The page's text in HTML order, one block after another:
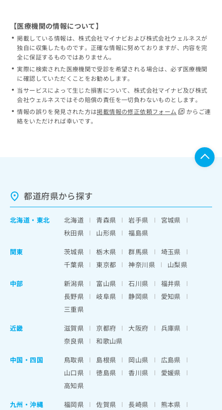
【医療機関の情報について】
掲載している情報は、株式会社マイナビおよび株式会社ウェルネスが
独自に収集したものです。正確な情報に努めておりますが、内容を完
全に保証するものではありません。
実際に検索された医療機関で受診を希望される場合は、必ず医療機関
に確認していただくことをお勧めします。
当サービスによって生じた損害について、株式会社マイナビ及び株式
会社ウェルネスではその賠償の責任を一切負わないものとします。
情報の誤りを発見された方は掲載情報の修正依頼フォーム
からご連
絡をいただければ幸いです。
都道府県から探す
北海道 ・ 東北 北海道 青森県 岩手県
宮城県
秋田県
山形県
福島県
関東
茨城県 栃木県 群馬県
埼玉県
千葉県
東京都 神奈川県
山梨県
中部
新潟県 富山県 石川県
福井県
長野県
岐阜県 静岡県
愛知県
三重県
近畿
滋賀県 京都府 大阪府
兵庫県
奈良県
和歌山県
中国・四国
鳥取県 島根県 岡山県
広島県
山口県
徳島県 香川県
愛媛県
高知県
九州・沖縄
福岡県 佐賀県 長崎県 熊本県